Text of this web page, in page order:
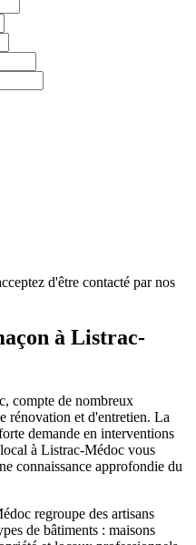
d'être contacté par nos
à Listrac-
compte de nombreux
rénovation et d'entretien. La
demande en interventions
local à Listrac-Médoc vous
connaissance approfondie du
regroupe des artisans
de bâtiments : maisons